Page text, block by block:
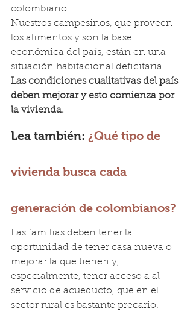
colombiano.
Nuestros campesinos, que proveen
los alimentos y son la base
económica del país, están en una
situación habitacional deficitaria.
Las condiciones cualitativas del país
deben mejorar y esto comienza por
la vivienda.
Lea también: ¿Qué tipo de
vivienda busca cada
generación de colombianos?
Las familias deben tener la
oportunidad de tener casa nueva o
mejorar la que tienen y,
especialmente, tener acceso a al
servicio de acueducto, que en el
sector rural es bastante precario.